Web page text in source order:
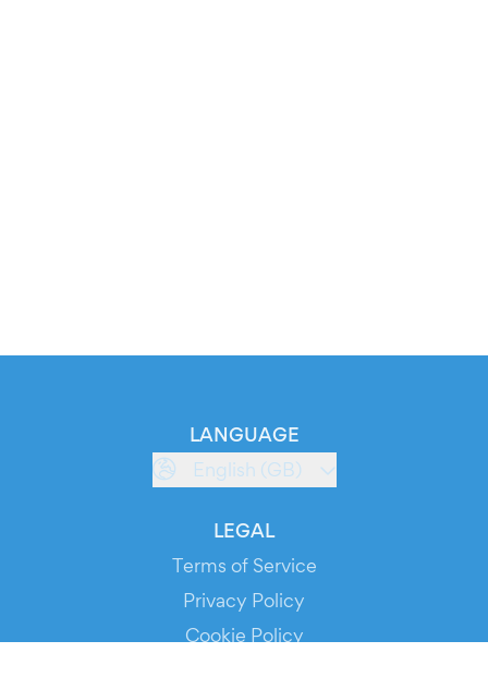
LANGUAGE
English (GB)
LEGAL
Terms of Service
Privacy Policy
Cookie Policy